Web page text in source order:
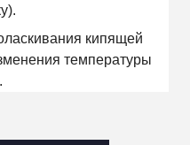
кипящей
температуры